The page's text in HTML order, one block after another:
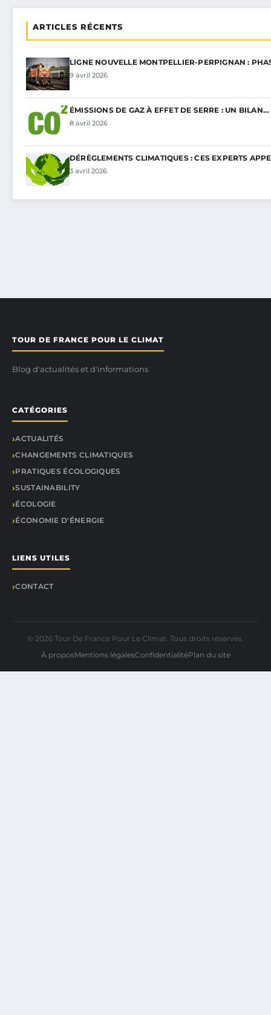
ARTICLES RÉCENTS
LIGNE NOUVELLE MONTPELLIER-PERPIGNAN :
9 avril 2026
ÉMISSIONS DE GAZ À EFFET DE SERRE : UN BILAN…
8 avril 2026
DÉRÈGLEMENTS CLIMATIQUES : CES EXPERTS
3 avril 2026
TOUR DE FRANCE POUR LE CLIMAT
Blog d'actualités et d'informations
CATÉGORIES
ACTUALITÉS
CHANGEMENTS CLIMATIQUES
PRATIQUES ÉCOLOGIQUES
SUSTAINABILITY
ÉCOLOGIE
ÉCONOMIE D'ÉNERGIE
LIENS UTILES
CONTACT
© 2026 Tour De France Pour Le Climat. Tous droits réservés.
À proposMentions légalesConfidentialitéPlan du site